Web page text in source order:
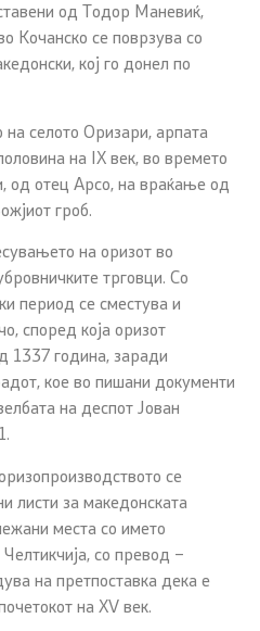
од Тодор Маневиќ,
Кочанско се поврзува со
кој го донел по
селото Оризари, арпата
на IX век, во времето
од отец Арсо, на враќање од
гроб.
на оризот во
трговци. Со
период се сместува и
според која оризот
1337 година, заради
кое во пишани документи
на деспот Јован
се
листи за македонската
места со името
со превод –
на претпоставка дека е
на XV век.